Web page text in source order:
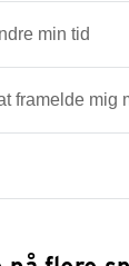
min tid
framelde mig